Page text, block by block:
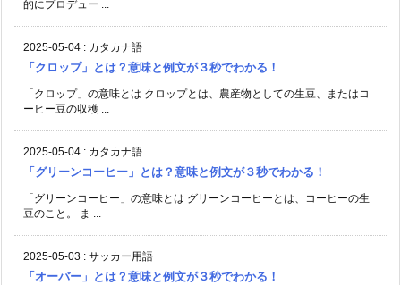
的にプロデュー ...
2025-05-04 : カタカナ語
「クロップ」とは？意味と例文が３秒でわかる！
「クロップ」の意味とは クロップとは、農産物としての生豆、またはコ
ーヒー豆の収穫 ...
2025-05-04 : カタカナ語
「グリーンコーヒー」とは？意味と例文が３秒でわかる！
「グリーンコーヒー」の意味とは グリーンコーヒーとは、コーヒーの生
豆のこと。 ま ...
2025-05-03 : サッカー用語
「オーバー」とは？意味と例文が３秒でわかる！